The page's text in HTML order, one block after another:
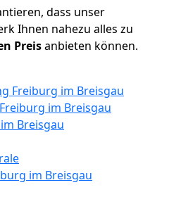
dass unser
Ihnen nahezu alles zu
Preisanbieten können.
Freiburg im Breisgau
im Breisgau
Breisgau
im Breisgau